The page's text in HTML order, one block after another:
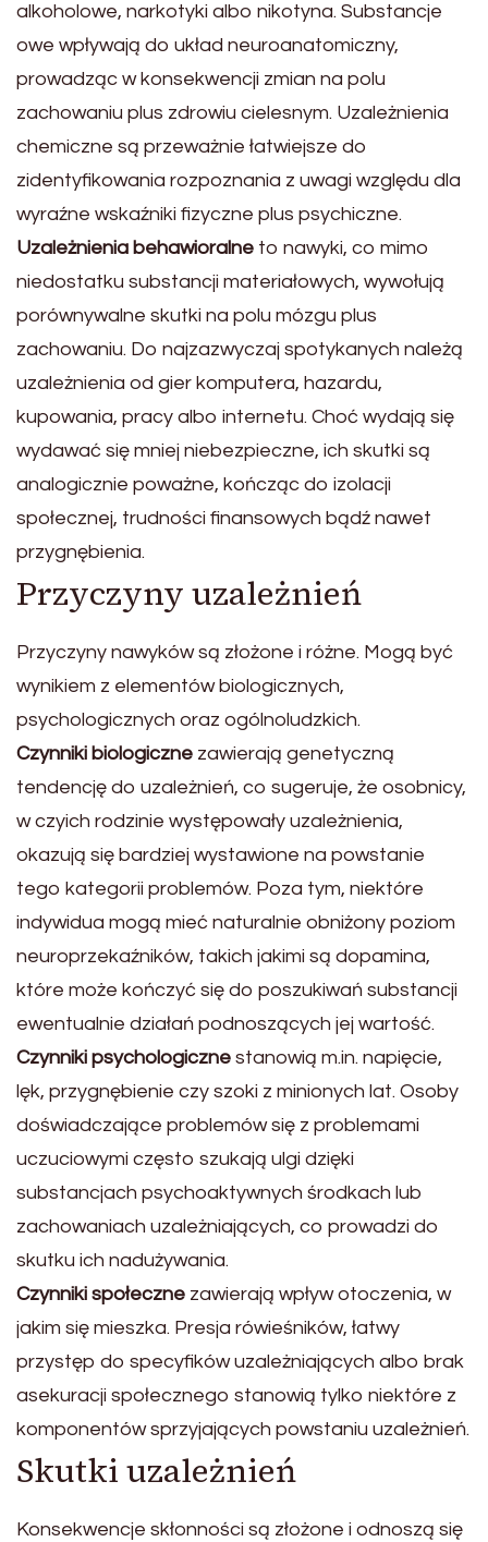
alkoholowe, narkotyki albo nikotyna. Substancje
owe wpływają do układ neuroanatomiczny,
prowadząc w konsekwencji zmian na polu
zachowaniu plus zdrowiu cielesnym. Uzależnienia
chemiczne są przeważnie łatwiejsze do
zidentyfikowania rozpoznania z uwagi względu dla
wyraźne wskaźniki fizyczne plus psychiczne.
Uzależnienia behawioralne to nawyki, co mimo
niedostatku substancji materiałowych, wywołują
porównywalne skutki na polu mózgu plus
zachowaniu. Do najzazwyczaj spotykanych należą
uzależnienia od gier komputera, hazardu,
kupowania, pracy albo internetu. Choć wydają się
wydawać się mniej niebezpieczne, ich skutki są
analogicznie poważne, kończąc do izolacji
społecznej, trudności finansowych bądź nawet
przygnębienia.
Przyczyny uzależnień
Przyczyny nawyków są złożone i różne. Mogą być
wynikiem z elementów biologicznych,
psychologicznych oraz ogólnoludzkich.
Czynniki biologiczne zawierają genetyczną
tendencję do uzależnień, co sugeruje, że osobnicy,
w czyich rodzinie występowały uzależnienia,
okazują się bardziej wystawione na powstanie
tego kategorii problemów. Poza tym, niektóre
indywidua mogą mieć naturalnie obniżony poziom
neuroprzekaźników, takich jakimi są dopamina,
które może kończyć się do poszukiwań substancji
ewentualnie działań podnoszących jej wartość.
Czynniki psychologiczne stanowią m.in. napięcie,
lęk, przygnębienie czy szoki z minionych lat. Osoby
doświadczające problemów się z problemami
uczuciowymi często szukają ulgi dzięki
substancjach psychoaktywnych środkach lub
zachowaniach uzależniających, co prowadzi do
skutku ich nadużywania.
Czynniki społeczne zawierają wpływ otoczenia, w
jakim się mieszka. Presja rówieśników, łatwy
przystęp do specyfików uzależniających albo brak
asekuracji społecznego stanowią tylko niektóre z
komponentów sprzyjających powstaniu uzależnień.
Skutki uzależnień
Konsekwencje skłonności są złożone i odnoszą się